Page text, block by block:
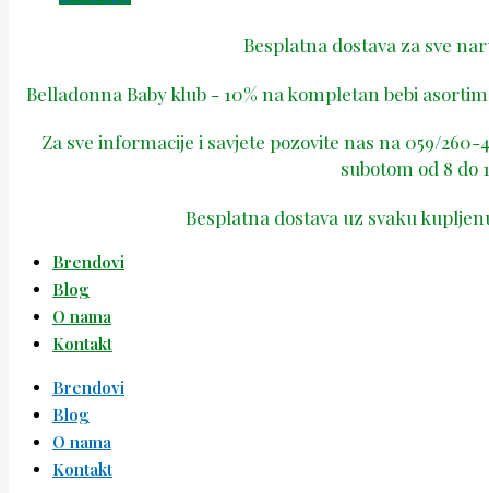
Besplatna dostava za sve
Belladonna Baby klub - 10% na kompletan bebi
Za sve informacije i savjete pozovite nas na 059/
subotom od 8 do
Besplatna dostava uz svaku
Brendovi
Blog
O nama
Kontakt
Brendovi
Blog
O nama
Kontakt